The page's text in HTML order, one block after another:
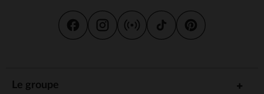
Le groupe